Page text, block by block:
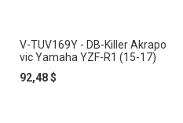
V-TUV169Y - DB-Killer Akrapo
vic Yamaha YZF-R1 (15-17)
92,48 $